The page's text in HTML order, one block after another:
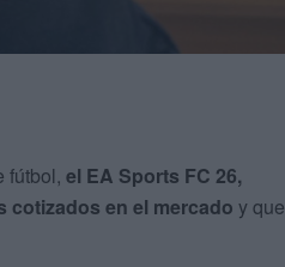
fútbol, el EA Sports FC 26,
cotizados en el mercado y que